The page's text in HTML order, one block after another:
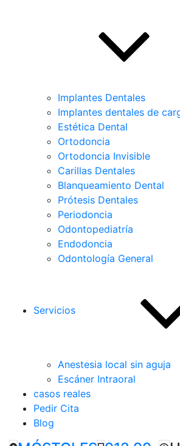
Implantes Dentales
Implantes dentales de
Estética Dental
Ortodoncia
Ortodoncia Invisible
Carillas Dentales
Blanqueamiento Dental
Prótesis Dentales
Periodoncia
Odontopediatría
Endodoncia
Odontología General
Servicios
Anestesia local sin aguja
Escáner Intraoral
casos reales
Pedir Cita
Blog